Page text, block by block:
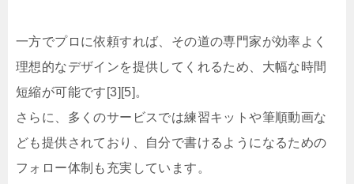
一方でプロに依頼すれば、その道の専門家が効率よく
理想的なデザインを提供してくれるため、大幅な時間
短縮が可能です[3][5]。
さらに、多くのサービスでは練習キットや筆順動画な
ども提供されており、自分で書けるようになるための
フォロー体制も充実しています。